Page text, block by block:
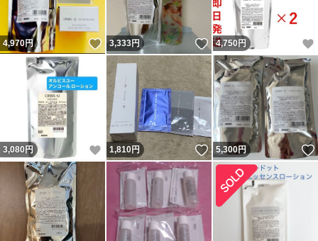
4,970円 いいね！
3,333円 いいね！
4,750 円
3,080 円 いいね！
1,810円 いいね！
5,300円